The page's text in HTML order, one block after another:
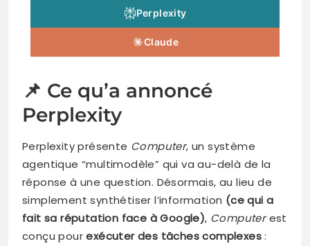
Perplexity
Claude
📌 Ce qu’a annoncé
Perplexity
Perplexity présente Computer, un système
agentique “multimodèle” qui va au-delà de la
réponse à une question. Désormais, au lieu de
simplement synthétiser l’information (ce qui a
fait sa réputation face à Google), Computerest
conçu pourexécuter des tâches complexes: